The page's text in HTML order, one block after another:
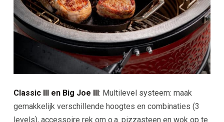
Classic lll en Big Joe lll: Multilevel systeem: maak
gemakkelijk verschillende hoogtes en combinaties (3
levels), accessoire rek om o.a. pizzasteen en wok op te